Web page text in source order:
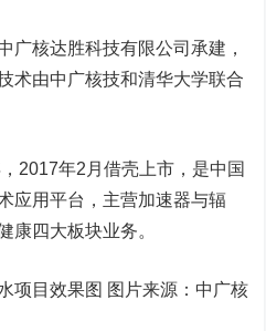
广核达胜科技有限公司承建，
术由中广核技和清华大学联合
年2月借壳上市，是中国
应用平台，主营加速器与辐
康四大板块业务。
项目效果图 图片来源：中广核